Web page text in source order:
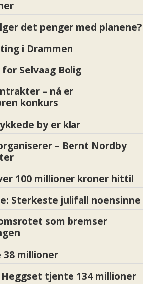
det penger med planene?
i Drammen
for Selvaag Bolig
– nå er
konkurs
by er klar
– Bernt Nordby
100 millioner kroner hittil
Sterkeste julifall noensinne
som bremser
millioner
Heggset tjente 134 millioner